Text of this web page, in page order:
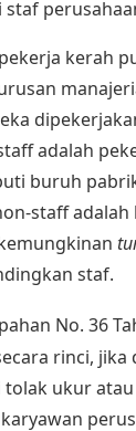
kerah
adalah
buruh
staff adalah
staf.
No. 36
rinci, jika
ukur